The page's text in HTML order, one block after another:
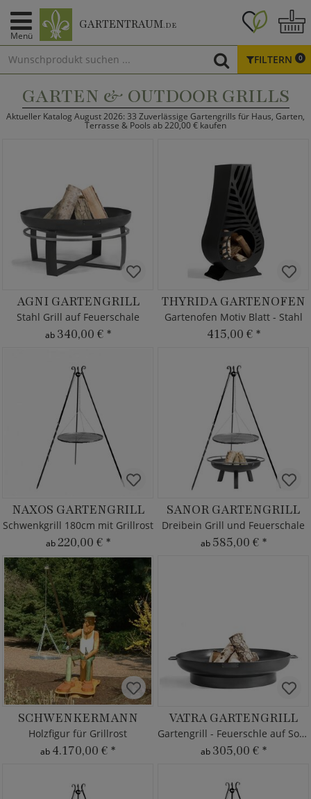
Menü
GARTENTRAUM.DE
FILTERN 0
GARTEN & OUTDOOR GRILLS
Aktueller Katalog August 2026: 33 Zuverlässige Gartengrills für Haus, Garten,
Terrasse & Pools ab 220,00 € kaufen
AGNI GARTENGRILL
Stahl Grill auf Feuerschale
ab 340,00 € *
THYRIDA GARTENOFEN
Gartenofen Motiv Blatt - Stahl
415,00 € *
NAXOS GARTENGRILL
Schwenkgrill 180cm mit Grillrost
ab220,00 € *
SANOR GARTENGRILL
Dreibein Grill und Feuerschale
ab 585,00 € *
SCHWENKERMANN
Holzfigur für Grillrost
ab 4.170,00 € *
VATRA GARTENGRILL
Gartengrill - Feuerschle auf Sockel
ab 305,00 € *